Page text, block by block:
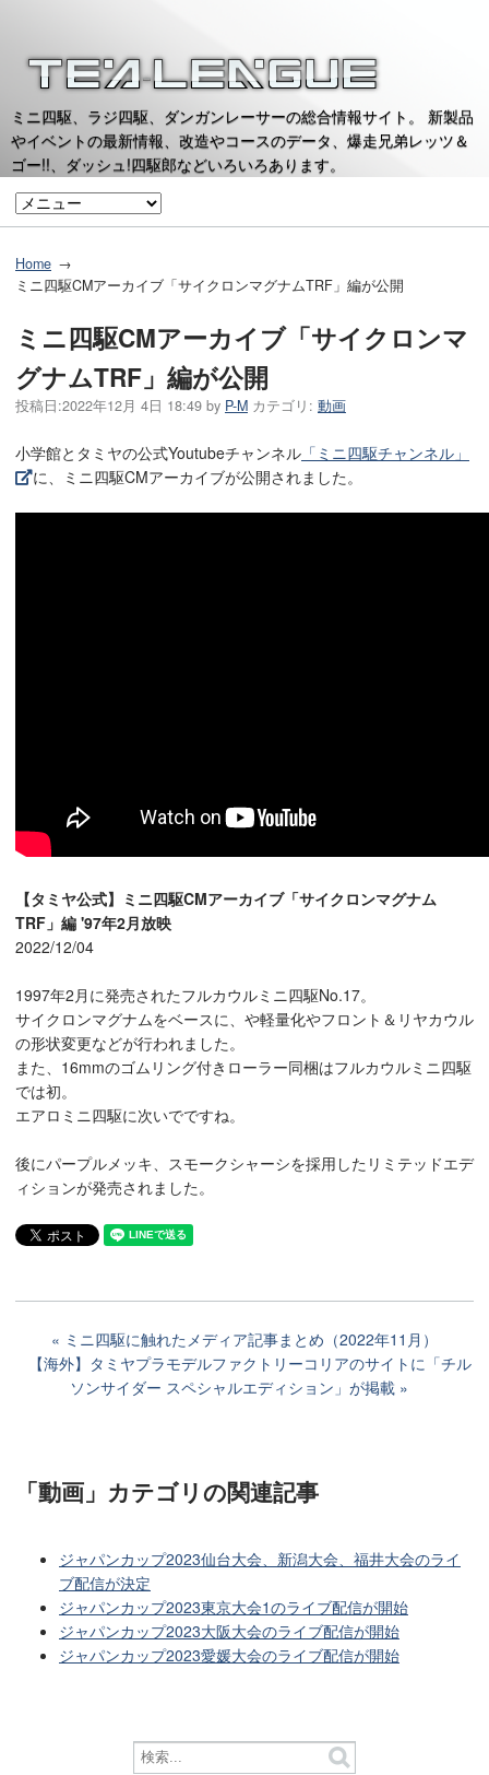
ミニ四駆、ラジ四駆、ダンガンレーサーの総合情報サイト。 新製品
やイベントの最新情報、改造やコースのデータ、爆走兄弟レッツ＆
ゴー!!、ダッシュ!四駆郎などいろいろあります。
Home
ミニ四駆CMアーカイブ「サイクロンマグナムTRF」編が公開
ミニ四駆CMアーカイブ「サイクロンマ
グナムTRF」編が公開
投稿日:2022年12月 4日 18:49 by P-M カテゴリ: 動画
小学館とタミヤの公式Youtubeチャンネル 「ミニ四駆チャンネル」
に、ミニ四駆CMアーカイブが公開されました。
【タミヤ公式】ミニ四駆CMアーカイブ「サイクロンマグナム
TRF」編 '97年2月放映
2022/12/04
1997年2月に発売されたフルカウルミニ四駆No.17。
サイクロンマグナムをベースに、や軽量化やフロント＆リヤカウル
の形状変更などが行われました。
また、16mmのゴムリング付きローラー同梱はフルカウルミニ四駆
では初。
エアロミニ四駆に次いでですね。
後にパープルメッキ、スモークシャーシを採用したリミテッドエデ
ィションが発売されました。
ミニ四駆に触れたメディア記事まとめ（2022年11月）
【海外】タミヤプラモデルファクトリーコリアのサイトに「チル
ソンサイダー スペシャルエディション」が掲載
「動画」カテゴリの関連記事
ジャパンカップ2023仙台大会、新潟大会、福井大会のライ
ブ配信が決定
ジャパンカップ2023東京大会1のライブ配信が開始
ジャパンカップ2023大阪大会のライブ配信が開始
ジャパンカップ2023愛媛大会のライブ配信が開始